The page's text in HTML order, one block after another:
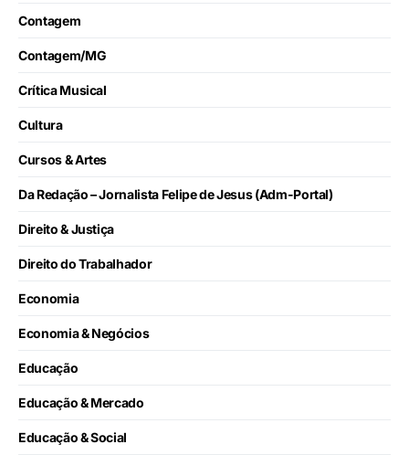
Contagem
Contagem/MG
Crítica Musical
Cultura
Cursos & Artes
Da Redação – Jornalista Felipe de Jesus (Adm-Portal)
Direito & Justiça
Direito do Trabalhador
Economia
Economia & Negócios
Educação
Educação & Mercado
Educação & Social